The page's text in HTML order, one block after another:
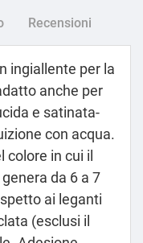
Recensioni
ingiallente per la
anche per
e satinata-
con acqua.
colore in cui il
da 6 a 7
ai leganti
(esclusi il